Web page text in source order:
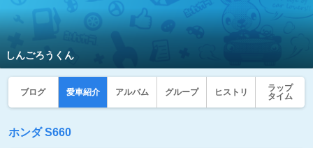
しんごろうくん
ブログ 愛車紹介 アルバム グループ ヒストリ
ラップ
タイム
ホンダ S660